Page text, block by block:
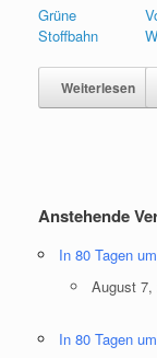
Grüne
Stoffbahn
Weiterlesen
Anstehende
In 80 Tagen
August 7,
In 80 Tagen